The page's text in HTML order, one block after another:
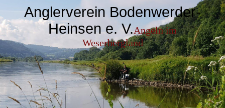
Anglerverein Bodenwerder-
Heinsen e. V.Angeln im
Weserbergland